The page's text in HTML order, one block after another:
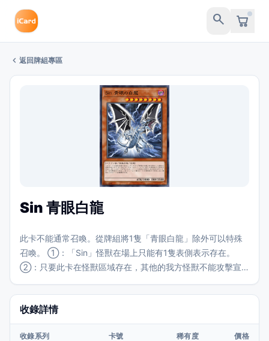
search
chevron_left 返回牌組專區
Sin 青眼白龍
此卡不能通常召喚。從牌組將1隻「青眼白龍」除外可以特殊
召喚。 ①：「Sin」怪獸在場上只能有1隻表側表示存在。
②：只要此卡在怪獸區域存在，其他的我方怪獸不能攻擊宣
收錄詳情
收錄系列 卡號 稀有度 價格